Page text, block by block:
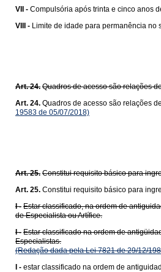
VII - Compulsória após trinta e cinco anos
VIII - Limite de idade para permanência no
Art. 24. Quadros de acesso são relações
Art. 24. Quadros de acesso são relações
19583 de 05/07/2018)
Art. 25. Constitui requisito básico para
Art. 25. Constitui requisito básico para
I - Estar classificado, na ordem de
de Especialista ou Artífice.
I - Estar classificado na ordem de
Especialistas.
(Redação dada pela Lei 7821 de 29/12/
I - estar classificado na ordem de